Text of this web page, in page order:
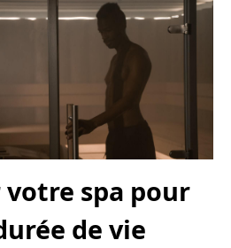
votre spa pour
de vie